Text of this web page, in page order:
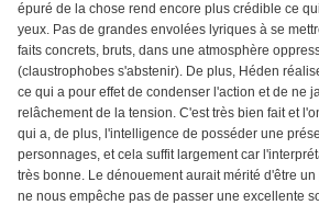
épuré de la chose rend encore plus crédible ce
yeux. Pas de grandes envolées lyriques à se
faits concrets, bruts, dans une atmosphère
(claustrophobes s'abstenir). De plus, Héden
ce qui a pour effet de condenser l'action et de ne
relâchement de la tension. C'est très bien fait et
qui a, de plus, l'intelligence de posséder une
personnages, et cela suffit largement car
très bonne. Le dénouement aurait mérité d'être
ne nous empêche pas de passer une excellente